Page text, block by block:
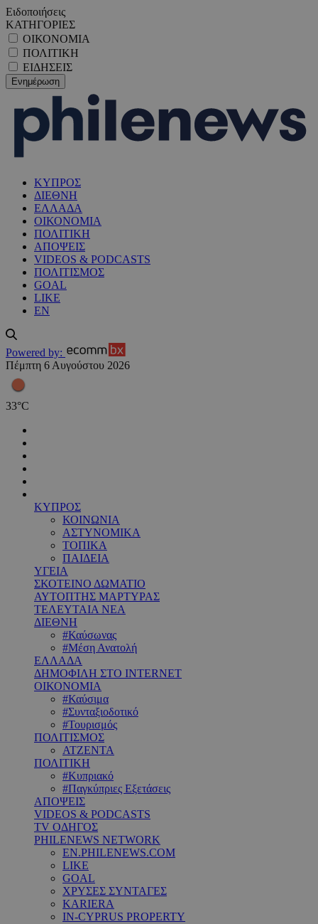
Ειδοποιήσεις
ΚΑΤΗΓΟΡΙΕΣ
ΟΙΚΟΝΟΜΙΑ
ΠΟΛΙΤΙΚΗ
ΕΙΔΗΣΕΙΣ
ΚΥΠΡΟΣ
ΔΙΕΘΝΗ
ΕΛΛΑΔΑ
ΟΙΚΟΝΟΜΙΑ
ΠΟΛΙΤΙΚΗ
ΑΠΟΨΕΙΣ
VIDEOS & PODCASTS
ΠΟΛΙΤΙΣΜΟΣ
GOAL
LIKE
EN
Powered by:
Πέμπτη 6 Αυγούστου 2026
33°C
ΚΥΠΡΟΣ
ΚΟΙΝΩΝΙΑ
ΑΣΤΥΝΟΜΙΚΑ
ΤΟΠΙΚΑ
ΠΑΙΔΕΙΑ
ΥΓΕΙΑ
ΣΚΟΤΕΙΝΟ ΔΩΜΑΤΙΟ
ΑΥΤΟΠΤΗΣ ΜΑΡΤΥΡΑΣ
ΤΕΛΕΥΤΑΙΑ ΝΕΑ
ΔΙΕΘΝΗ
#Καύσωνας
#Μέση Ανατολή
ΕΛΛΑΔΑ
ΔΗΜΟΦΙΛΗ ΣΤΟ INTERNET
ΟΙΚΟΝΟΜΙΑ
#Καύσιμα
#Συνταξιοδοτικό
#Τουρισμός
ΠΟΛΙΤΙΣΜΟΣ
ΑΤΖΕΝΤΑ
ΠΟΛΙΤΙΚΗ
#Κυπριακό
#Παγκύπριες Εξετάσεις
ΑΠΟΨΕΙΣ
VIDEOS & PODCASTS
TV ΟΔΗΓΟΣ
PHILENEWS NETWORK
EN.PHILENEWS.COM
LIKE
GOAL
ΧΡΥΣΕΣ ΣΥΝΤΑΓΕΣ
KARIERA
IN-CYPRUS PROPERTY